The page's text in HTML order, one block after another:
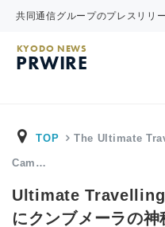
共同通信グループのプレスリリ
KYODO NEWS
PRWIRE
TOP The Ultimate
Cam…
Ultimate Travelling
にクンブメーラの神